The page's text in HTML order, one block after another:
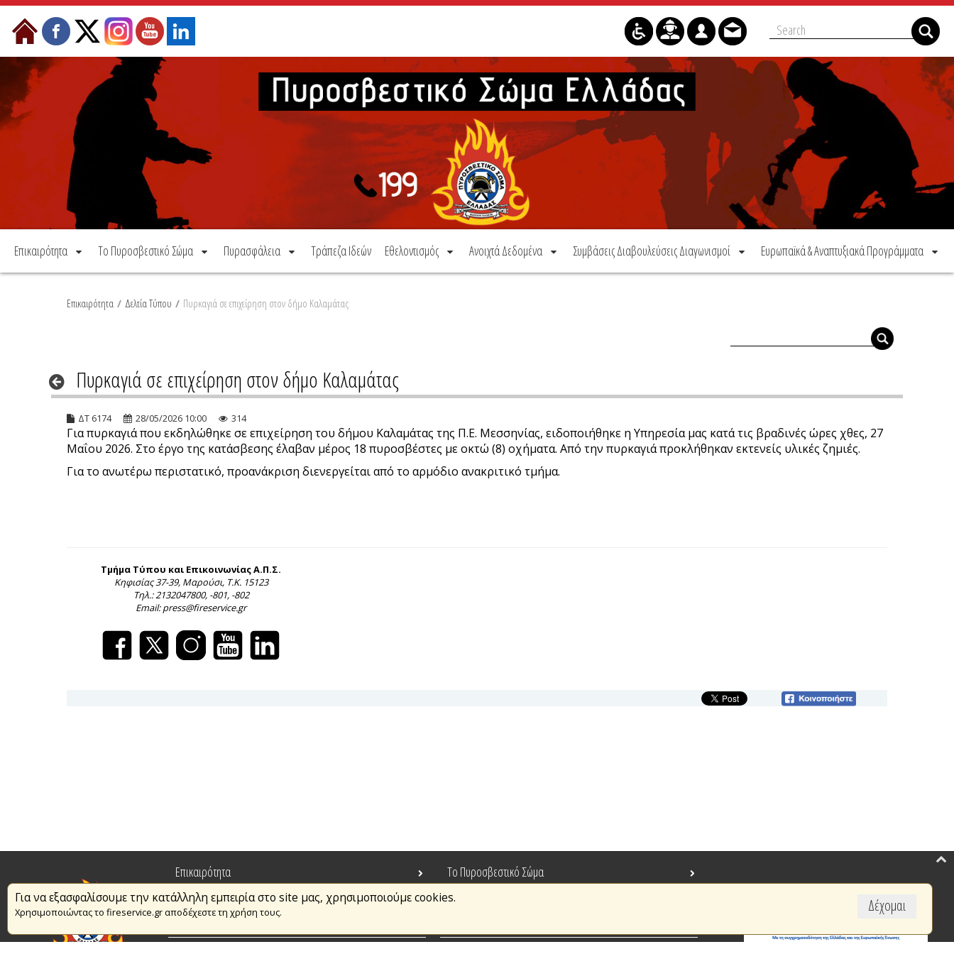
Μετάβαση στο περιεχόμενο
Επικαιρότητα Το Πυροσβεστικό Σώμα Πυρασφάλεια Τράπεζα Ιδεών Εθελοντισμός Ανοιχτά Δεδομένα Συμβάσεις Διαβουλεύσεις Διαγωνισμοί Ευρωπαϊκά & Αναπτυξιακά Προγράμματα
Επικαιρότητα / Δελτία Τύπου / Πυρκαγιά σε επιχείρηση στον δήμο Καλαμάτας
Πυρκαγιά σε επιχείρηση στον δήμο Καλαμάτας
ΔΤ 6174 28/05/2026 10:00 314
Για πυρκαγιά που εκδηλώθηκε σε επιχείρηση του δήμου Καλαμάτας της Π.Ε. Μεσσηνίας, ειδοποιήθηκε η Υπηρεσία μας κατά τις βραδινές ώρες χθες, 27
Μαΐου 2026. Στο έργο της κατάσβεσης έλαβαν μέρος 18 πυροσβέστες με οκτώ (8) οχήματα. Από την πυρκαγιά προκλήθηκαν εκτενείς υλικές ζημιές.
Για το ανωτέρω περιστατικό, προανάκριση διενεργείται από το αρμόδιο ανακριτικό τμήμα.
Τμήμα Τύπου και Επικοινωνίας Α.Π.Σ.
Κηφισίας 37-39, Μαρούσι, Τ.Κ. 15123
Τηλ.: 2132047800, -801, -802
Email: press@fireservice.gr
Δέχομαι
Για να εξασφαλίσουμε την κατάλληλη εμπειρία στο site μας, χρησιμοποιούμε cookies.
Χρησιμοποιώντας το fireservice.gr αποδέχεστε τη χρήση τους.
Επικαιρότητα
Το Πυροσβεστικό Σώμα
Πυρασφάλεια
Τράπεζα Ιδεών